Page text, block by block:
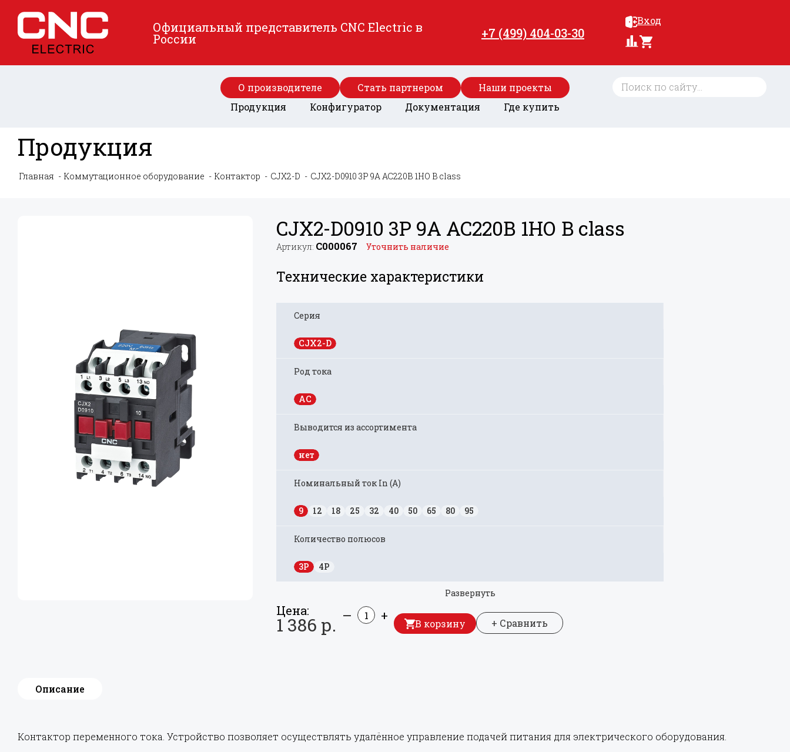
Официальный представитель CNC Electric в
России +7 (499) 404-03-30
Вход
О производителе Стать партнером
Наши проекты
Продукция
Конфигуратор Документация Где купить
Продукция
Главная Коммутационное оборудование Контактор CJX2-D CJX2-D0910 3P 9A AC220В 1НО B class
CJX2-D0910 3P 9A AC220В 1НО B class
Артикул: C000067 Уточнить наличие
Технические характеристики
Развернуть
Серия
CJX2-D
Род тока
AC
Выводится из ассортимента
нет
Номинальный ток In (А)
9 12 18 25 32 40 50 65 80 95
Количество полюсов
3P 4P
Цена:
1 386 р. — +
В корзину + Сравнить
Описание
Контактор переменного тока. Устройство позволяет осуществлять удалённое управление подачей питания для электрического оборудования.